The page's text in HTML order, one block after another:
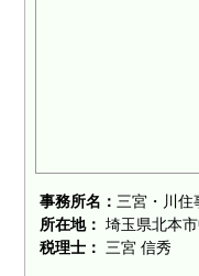
事務所名： 三宮・川住
所在地： 埼玉県北本
税理士：
三宮 信秀